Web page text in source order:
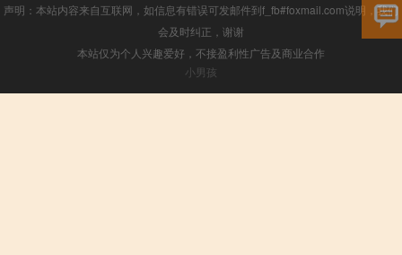
声明：本站内容来自互联网，如信息有错误可发邮件到f_fb#foxmail.com说明，我们
会及时纠正，谢谢
本站仅为个人兴趣爱好，不接盈利性广告及商业合作
小男孩